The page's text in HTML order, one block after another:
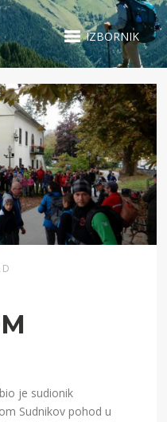
IZBORNIK
je sudionik
Sudnikov pohod u